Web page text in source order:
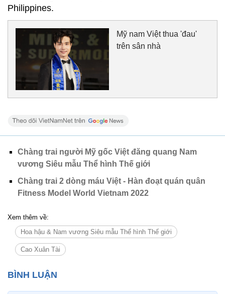
Philippines.
Mỹ nam Việt thua 'đau'
trên sân nhà
Chàng trai người Mỹ gốc Việt đăng quang Nam
vương Siêu mẫu Thể hình Thế giới
Chàng trai 2 dòng máu Việt - Hàn đoạt quán quân
Fitness Model World Vietnam 2022
Xem thêm về:
Hoa hậu & Nam vương Siêu mẫu Thể hình Thế giới
Cao Xuân Tài